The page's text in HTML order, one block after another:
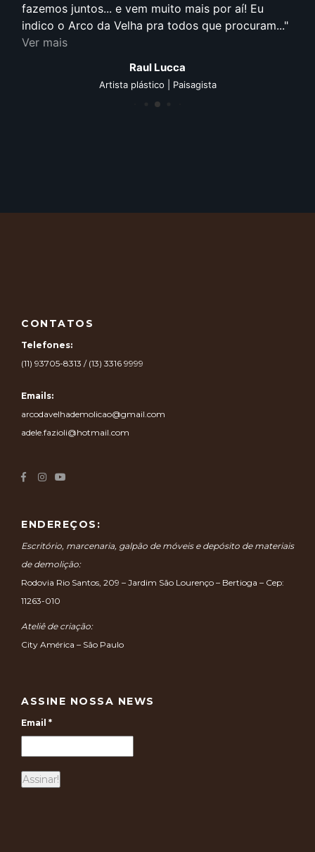
fazemos juntos... e vem muito mais por aí! Eu
indico o Arco da Velha pra todos que procuram...
Ver mais
Raul Lucca
Artista plástico | Paisagista
CONTATOS
Telefones:
(11) 93705-8313 / (13) 3316 9999
Emails:
arcodavelhademolicao@gmail.com
adele.fazioli@hotmail.com
ENDEREÇOS:
Escritório, marcenaria, galpão de móveis e depósito de materiais
de demolição:
Rodovia Rio Santos, 209 – Jardim São Lourenço – Bertioga – Cep:
11263-010
Ateliê de criação:
City América – São Paulo
ASSINE NOSSA NEWS
Email *